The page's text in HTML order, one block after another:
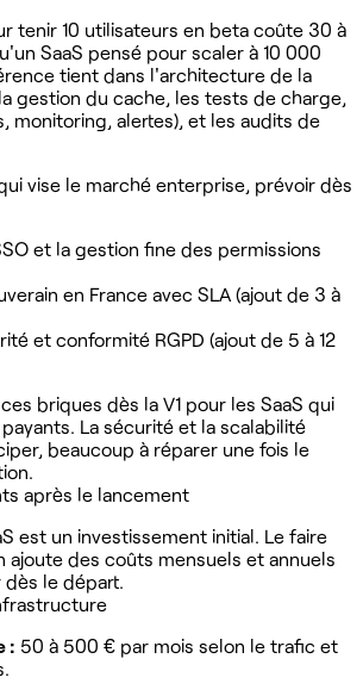
tenir 10 utilisateurs en beta coûte 30 à
SaaS pensé pour scaler à 10 000
tient dans l'architecture de la
gestion du cache, les tests de charge,
monitoring, alertes), et les audits de
vise le marché enterprise, prévoir dès
et la gestion fine des permissions
en France avec SLA (ajout de 3 à
et conformité RGPD (ajout de 5 à 12
briques dès la V1 pour les SaaS qui
La sécurité et la scalabilité
beaucoup à réparer une fois le
après le lancement
est un investissement initial. Le faire
ajoute des coûts mensuels et annuels
le départ.
: 50 à 500 € par mois selon le trafic et